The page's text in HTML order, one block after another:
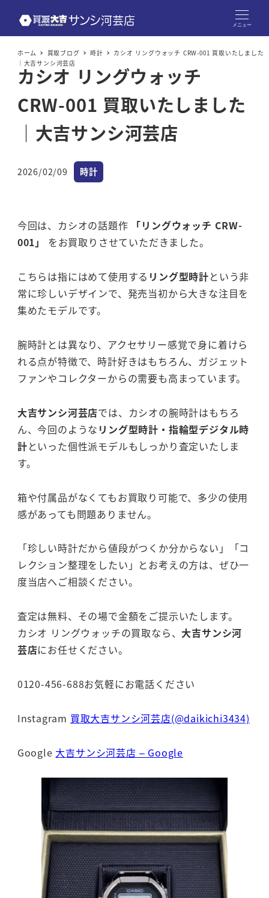
メニュー
ホーム 買取ブログ 時計
カシオ リングウォッチ CRW-001 買取いたしました
｜大吉サンシ河芸店
カシオ リングウォッチ
CRW-001 買取いたしました
｜大吉サンシ河芸店
投稿日
2026/02/09 カテゴリー
時計
今回は、カシオの話題作
「リングウォッチ CRW-
001」
をお買取りさせていただきました。
こちらは指にはめて使用する リング型時計という非
常に珍しいデザインで、発売当初から大きな注目を
集めたモデルです。
腕時計とは異なり、アクセサリー感覚で身に着けら
れる点が特徴で、時計好きはもちろん、ガジェット
ファンやコレクターからの需要も高まっています。
大吉サンシ河芸店では、カシオの腕時計はもちろ
ん、今回のような リング型時計・指輪型デジタル時
計といった個性派モデルもしっかり査定いたしま
す。
箱や付属品がなくてもお買取り可能で、多少の使用
感があっても問題ありません。
「珍しい時計だから値段がつくか分からない」「コ
レクション整理をしたい」とお考えの方は、ぜひ一
度当店へご相談ください。
査定は無料、その場で金額をご提示いたします。
カシオ リングウォッチの買取なら、 大吉サンシ河
芸店にお任せください。
0120-456-688お気軽にお電話ください
Instagram 買取大吉サンシ河芸店(@daikichi3434)
Google 大吉サンシ河芸店 – Google